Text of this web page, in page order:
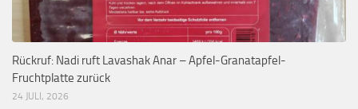
Rückruf: Nadi ruft Lavashak Anar – Apfel-Granatapfel-
Fruchtplatte zurück
24 JULI, 2026